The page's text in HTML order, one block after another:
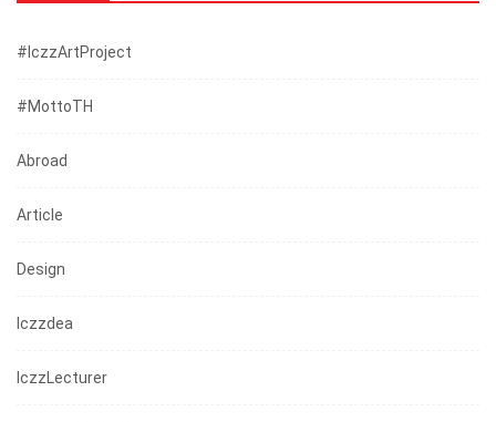
#iczzArtProject
#mottoTH
Abroad
Article
Design
Iczzdea
IczzLecturer